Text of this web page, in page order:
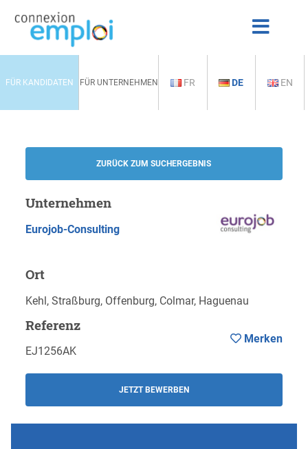
FÜR KANDIDATEN FÜR UNTERNEHMEN FR DE EN
ZURÜCK ZUM SUCHERGEBNIS
Unternehmen
Eurojob-Consulting
Ort
Kehl, Straßburg, Offenburg, Colmar, Haguenau
Referenz
EJ1256AK
JETZT BEWERBEN
Merken